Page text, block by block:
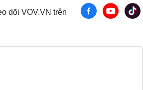
dõi VOV.VN trên